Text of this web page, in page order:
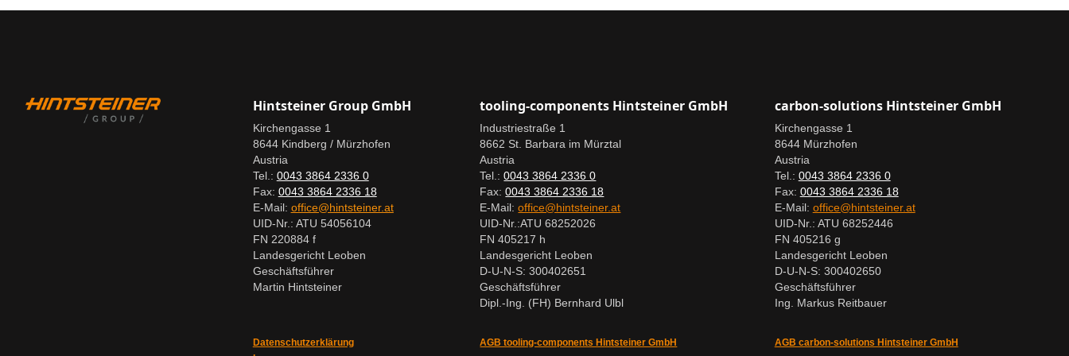
Hintsteiner Group GmbH
Kirchengasse 1
8644 Kindberg / Mürzhofen
Austria
Tel.: 0043 3864 2336 0
Fax: 0043 3864 2336 18
E-Mail: office@hintsteiner.at
UID-Nr.: ATU 54056104
FN 220884 f
Landesgericht Leoben
Geschäftsführer
Martin Hintsteiner
Datenschutzerklärung
tooling-components Hintsteiner GmbH
Industriestraße 1
8662 St. Barbara im Mürztal
Austria
Tel.:0043 3864 2336 0
Fax:0043 3864 2336 18
E-Mail:office@hintsteiner.at
UID-Nr.:ATU 68252026
FN 405217 h
Landesgericht Leoben
D-U-N-S: 300402651
Geschäftsführer
Dipl.-Ing. (FH) Bernhard Ulbl
AGB tooling-components Hintsteiner GmbH
carbon-solutions Hintsteiner GmbH
Kirchengasse 1
8644 Mürzhofen
Austria
Tel.: 0043 3864 2336 0
Fax: 0043 3864 2336 18
E-Mail: office@hintsteiner.at
UID-Nr.: ATU 68252446
FN 405216 g
Landesgericht Leoben
D-U-N-S: 300402650
Geschäftsführer
Ing. Markus Reitbauer
AGB carbon-solutions Hintsteiner GmbH